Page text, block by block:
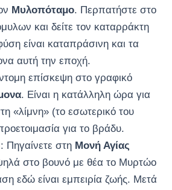
Μυλοπόταμο. Περπατήστε στο
και δείτε τον καταρράκτη
είναι καταπράσινη και τα
αυτή την εποχή.
επίσκεψη στο γραφικό
. Είναι η κατάλληλη ώρα για
«λίμνη» (το εσωτερικό του
για το βράδυ.
στη Μονή Αγίας
στο βουνό με θέα το Μυρτώο
εδώ είναι εμπειρία ζωής. Μετά